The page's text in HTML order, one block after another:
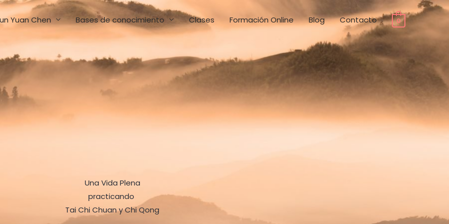
Yuan Chen Bases de conocimiento Clases Formación Online Blog Contacto 0
Una Vida Plena
practicando
Tai Chi Chuan y Chi Qong